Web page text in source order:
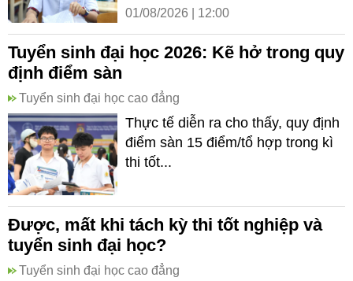
01/08/2026 | 12:00
Tuyển sinh đại học 2026: Kẽ hở trong quy
định điểm sàn
Tuyển sinh đại học cao đẳng
Thực tế diễn ra cho thấy, quy định
điểm sàn 15 điểm/tổ hợp trong kì
thi tốt...
Được, mất khi tách kỳ thi tốt nghiệp và
tuyển sinh đại học?
Tuyển sinh đại học cao đẳng